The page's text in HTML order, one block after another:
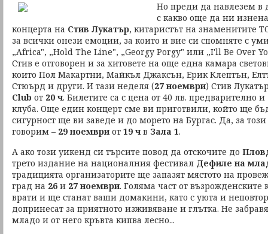
Но преди да навлезем
с какво още да ни
концерта на Стив Лукатър, китаристът на знаменитите
за всички онези емоции, за които и вие си спомняте с
„Africa", „Hold The Line", „Georgy Porgy" или „I'll Be Over
Стив е отговорен и за хитовете на още една камара
които Пол Макартни, Майкъл Джаксън, Ерик Клептън,
Стюърд и други. И тази неделя (27 ноември) Стив
Club от 20 ч. Билетите са с цена от 40 лв. предварително
клуба. Още един концерт сме ви приготвили, който ще
сигурност ще ви заведе и до морето на Бургас. Да, за
говорим – 29 ноемвриот 19 ч в Зала 1.
А ако този уикенд си търсите повод да отскочите до
трето издание на националния фестивал Дефиле на
традицията организаторите ще запазят мястото на
град на 26 и 27 ноември. Голяма част от възрожденските
врати и ще станат ваши домакини, като с уюта и
допринесат за приятното изживяване и глътка. Не
младо и от него кръвта кипва лесно...